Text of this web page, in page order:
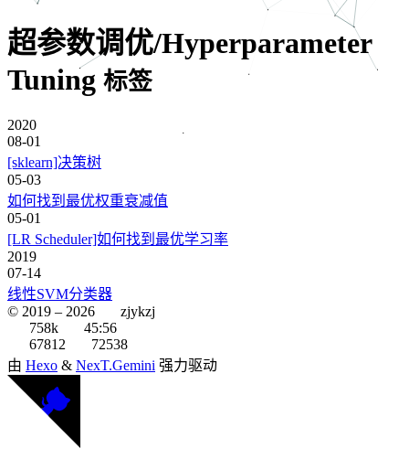
超参数调优/Hyperparameter
Tuning 标签
2020
08-01
[sklearn]决策树
05-03
如何找到最优权重衰减值
05-01
[LR Scheduler]如何找到最优学习率
2019
07-14
线性SVM分类器
© 2019 – 2026
zjykzj
758k
45:56
67812
72538
由 Hexo & NexT.Gemini 强力驱动